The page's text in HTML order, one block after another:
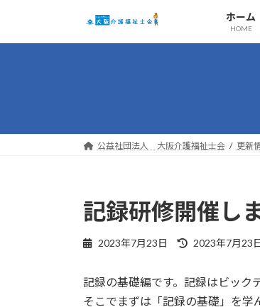
テ
ゲ
ホーム
HOME
公益社団法人 大阪介護福祉士会 更新
記録研修開催しま
2023年7月23日
最
新
日
2023年7月23
記録の基礎編です。記録はビック
そこでまずは「記録の基礎」を学